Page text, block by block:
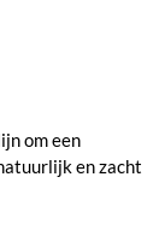
om een
en zacht